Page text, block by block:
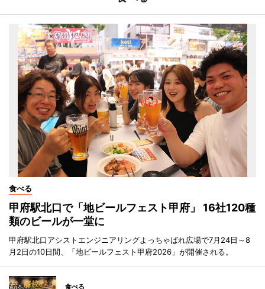
食べる
甲府駅北口で「地ビールフェスト甲府」 16社120種
類のビールが一堂に
甲府駅北口アシストエンジニアリングよっちゃばれ広場で7月24日～8
月2日の10日間、「地ビールフェスト甲府2026」が開催される。
食べる